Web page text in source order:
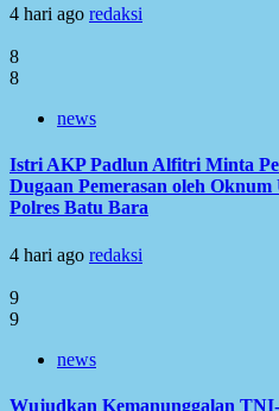
4 hari ago redaksi
8
8
news
Istri AKP Padlun Alfitri Minta
Dugaan Pemerasan oleh
Polres Batu Bara
4 hari ago redaksi
9
9
news
Wujudkan Kemanunggalan